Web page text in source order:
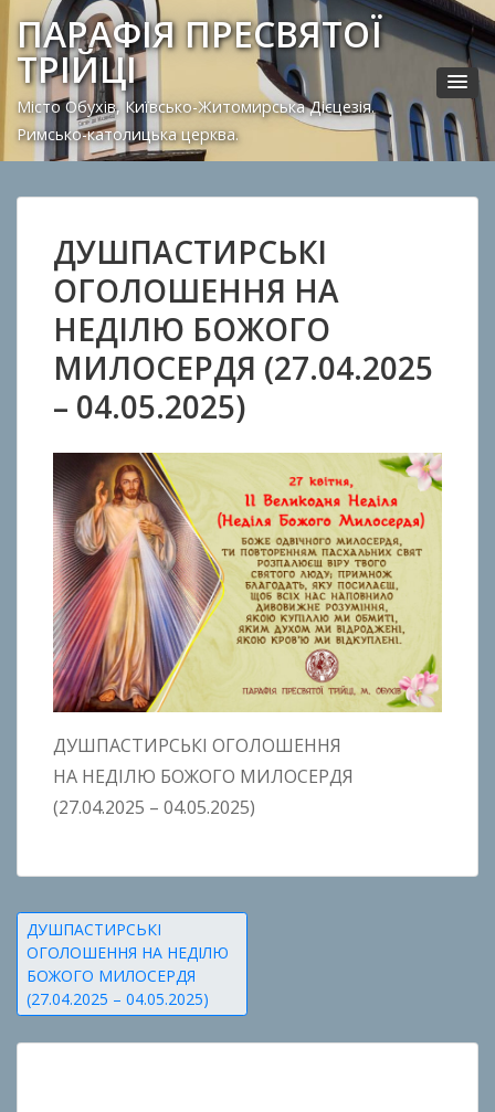
ПАРАФІЯ ПРЕСВЯТОЇ
ТРІЙЦІ
Місто Обухів, Київсько-Житомирська Дієцезія.
Римсько-католицька церква.
ДУШПАСТИРСЬКІ
ОГОЛОШЕННЯ НА
НЕДІЛЮ БОЖОГО
МИЛОСЕРДЯ (27.04.2025
– 04.05.2025)
ДУШПАСТИРСЬКІ ОГОЛОШЕННЯ
НА НЕДІЛЮ БОЖОГО МИЛОСЕРДЯ
(27.04.2025 – 04.05.2025)
Навігація
записів
ДУШПАСТИРСЬКІ
ОГОЛОШЕННЯ НА НЕДІЛЮ
БОЖОГО МИЛОСЕРДЯ
(27.04.2025 – 04.05.2025)